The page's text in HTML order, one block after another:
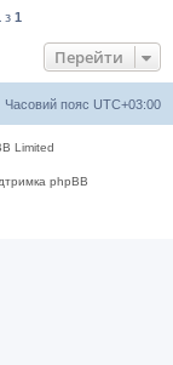
з 1
Перейти
Часовий пояс UTC+03:00
Limited
phpBB